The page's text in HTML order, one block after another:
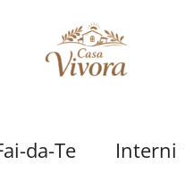
da-Te Interni